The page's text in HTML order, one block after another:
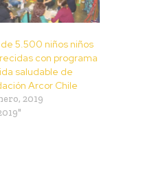
5.500 niños niños
con programa
saludable de
Arcor Chile
2019